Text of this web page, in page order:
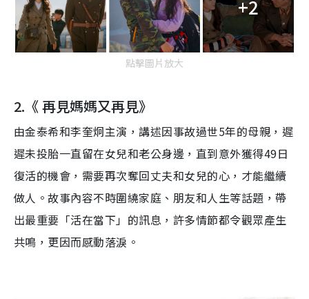
+2
點擊圖片放大
2. 《再見媽媽又再見》
由金泰希和李奎炯主演，講述因事故過世5年的母親，遲
遲未投胎一直留在女兒和老公身邊，直到意外獲得49日
復活的機會，需要再次奪回丈夫和女兒的心，才能繼續
做人。故事內容不時圍繞家庭、朋友和人生等話題，帶
出最重要「活在當下」 的訊息 ，許多情節都令觀眾產生
共鳴 ， 更因而感動落淚。